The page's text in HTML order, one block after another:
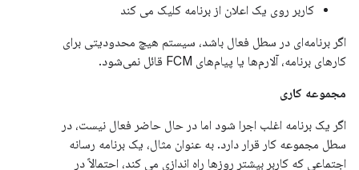
کاربر روی یک اعلان از برنامه کلیک می کند
اگر برنامه‌ای در سطل فعال باشد، سیستم هیچ محدودیتی برای
کارهای برنامه، آلارم‌ها یا پیام‌های FCM قائل نمی‌شود.
مجموعه کاری
اگر یک برنامه اغلب اجرا شود اما در حال حاضر فعال نیست، در
سطل مجموعه کار قرار دارد. به عنوان مثال، یک برنامه رسانه
اجتماعی که کاربر بیشتر روزها راه اندازی می کند، احتمالاً در